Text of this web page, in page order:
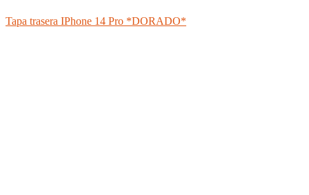
Tapa trasera IPhone 14 Pro *DORADO*